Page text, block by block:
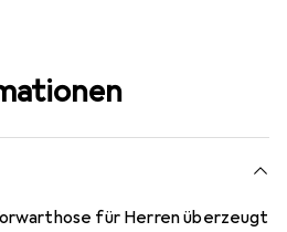
für Herren überzeugt